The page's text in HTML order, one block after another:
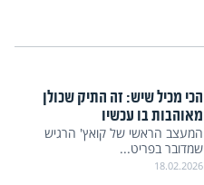
הכי מכיל שיש: זה התיק שכולן
מאוהבות בו עכשיו
המעצב הראשי של קואץ' הרגיש
שמדובר בפריט...
18.02.2026